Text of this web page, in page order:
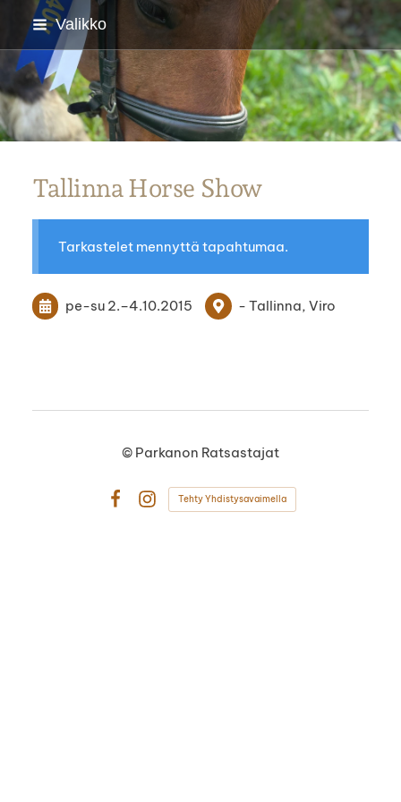
Siirry
sivun
sisältöön
Valikko
Parkanon Ratsastajat
Tallinna Horse Show
Tarkastelet mennyttä tapahtumaa.
pe-su 2.–4.10.2015 - Tallinna, Viro
© Parkanon Ratsastajat
Tehty Yhdistysavaimella